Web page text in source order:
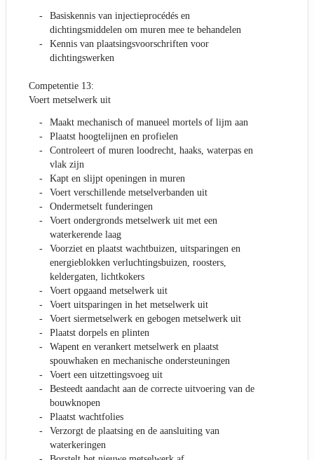
Basiskennis van injectieprocédés en
dichtingsmiddelen om muren mee te behandelen
Kennis van plaatsingsvoorschriften voor
dichtingswerken
Competentie 13:
Voert metselwerk uit
Maakt mechanisch of manueel mortels of lijm aan
Plaatst hoogtelijnen en profielen
Controleert of muren loodrecht, haaks, waterpas en
vlak zijn
Kapt en slijpt openingen in muren
Voert verschillende metselverbanden uit
Ondermetselt funderingen
Voert ondergronds metselwerk uit met een
waterkerende laag
Voorziet en plaatst wachtbuizen, uitsparingen en
energieblokken verluchtingsbuizen, roosters,
keldergaten, lichtkokers
Voert opgaand metselwerk uit
Voert uitsparingen in het metselwerk uit
Voert siermetselwerk en gebogen metselwerk uit
Plaatst dorpels en plinten
Wapent en verankert metselwerk en plaatst
spouwhaken en mechanische ondersteuningen
Voert een uitzettingsvoeg uit
Besteedt aandacht aan de correcte uitvoering van de
bouwknopen
Plaatst wachtfolies
Verzorgt de plaatsing en de aansluiting van
waterkeringen